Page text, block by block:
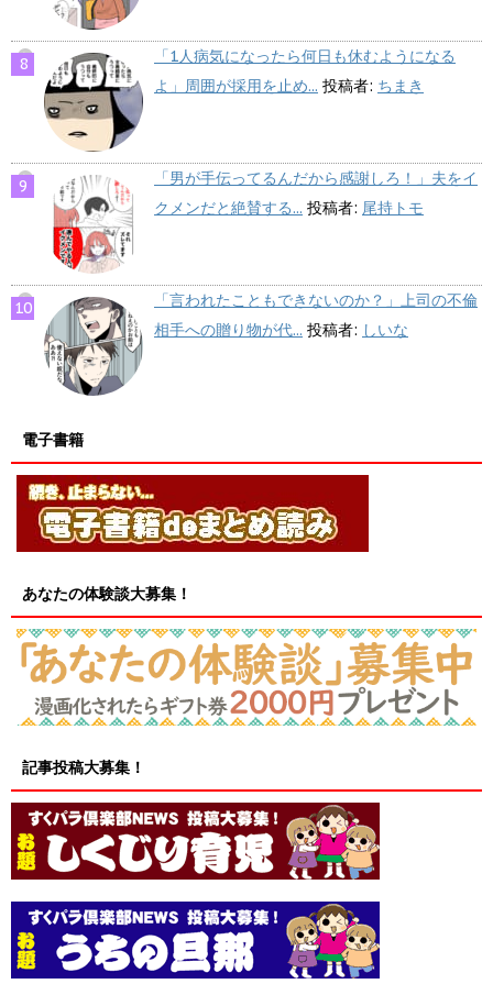
「1人病気になったら何日も休むようになる
よ」周囲が採用を止め... 投稿者: ちまき
「男が手伝ってるんだから感謝しろ！」夫をイ
クメンだと絶賛する... 投稿者: 尾持トモ
「言われたこともできないのか？」上司の不倫
相手への贈り物が代... 投稿者: しいな
電子書籍
あなたの体験談大募集！
記事投稿大募集！